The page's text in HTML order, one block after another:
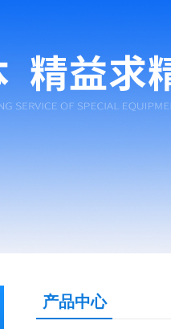
产品中心